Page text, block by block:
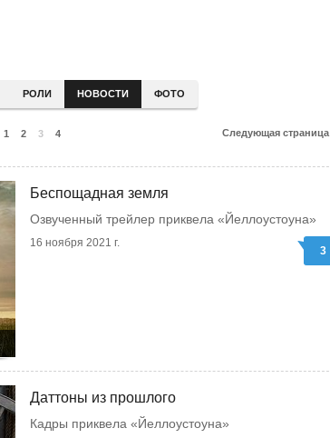
РОЛИ НОВОСТИ ФОТО
1 2 3 4 Следующая страница
Беспощадная земля
Озвученный трейлер приквела «Йеллоустоуна»
16 ноября 2021 г.
3
Даттоны из прошлого
Кадры приквела «Йеллоустоуна»